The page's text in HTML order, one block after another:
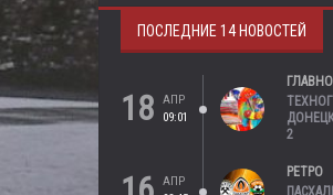
ПОСЛЕДНИЕ 14 НОВОСТЕЙ
18
АПР
09:01
2
АПР
РЕТРО